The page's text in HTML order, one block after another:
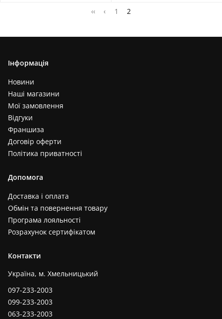
‹‹ ‹ 1 2
Інформація
Новини
Наші магазини
Мої замовлення
Відгуки
Франшиза
Договір оферти
Політика приватності
Допомога
Доставка і оплата
Обмін та повернення товару
Програма лояльності
Розрахунок сертифікатом
Контакти
Україна, м. Хмельницький
097-233-2003
099-233-2003
063-233-2003